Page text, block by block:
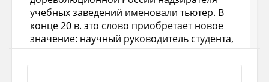
учебных заведений именовали тьютер. В
конце 20 в. это слово приобретает новое
значение: научный руководитель студента,
домашний учитель, репетитор, куратор,
воспитатель в учебном заведении,